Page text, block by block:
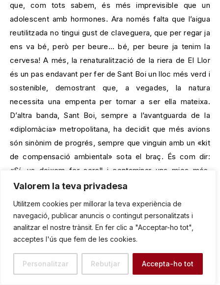
Valorem la teva privadesa
Utilitzem cookies per millorar la teva experiència de
navegació, publicar anuncis o contingut personalitzats i
analitzar el nostre trànsit. En fer clic a "Acceptar-ho tot",
acceptes l'ús que fem de les cookies.
Personalitzar Rebutjar Accepta-ho tot
que, com tots sabem, és més imprevisible que un
adolescent amb hormones. Ara només falta que l’aigua
reutilitzada no tingui gust de claveguera, que per regar ja
ens va bé, però per beure… bé, per beure ja tenim la
cervesa! A més, la renaturalització de la riera de El Llor
és un pas endavant per fer de Sant Boi un lloc més verd i
sostenible, demostrant que, a vegades, la natura
necessita una empenta per tornar a ser ella mateixa.
D’altra banda, Sant Boi, sempre a l’avantguarda de la
«diplomàcia» metropolitana, ha decidit que més avions
són sinònim de progrés, sempre que vinguin amb un «kit
de compensació ambiental» sota el braç. És com dir:
«Sí, us deixem fer soroll i contaminar una mica més,
però ens prometeu que plantareu un arbre per cada avió
delicat entre el desenvolupament i la consciència
ecològica, on la cartera sembla tenir l’última paraula. I
mentre la majoria de santboians gaudien del seu
merescut festiu local (probablement fent la migdiada o
anant a la platja), el Centre Comercial Sant Boi va decidir